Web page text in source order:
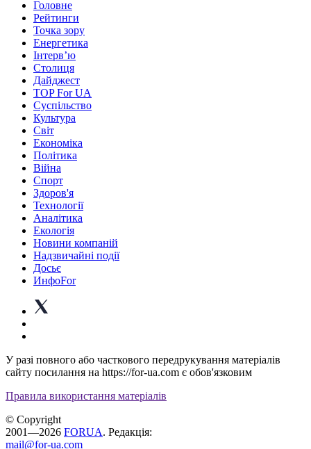
Головне
Рейтинги
Точка зору
Енергетика
Інтерв’ю
Столиця
Дайджест
TOP For UA
Суспiльство
Культура
Світ
Економіка
Політика
Війна
Спорт
Здоров'я
Технології
Аналітика
Екологія
Новини компаній
Надзвичайні події
Досьє
ИнфоFor
У разі повного або часткового передрукування матеріалів
сайту посилання на https://for-ua.com є обов'язковим
Правила використання матеріалів
© Copyright
2001—2026 FORUA. Редакція:
mail@for-ua.com